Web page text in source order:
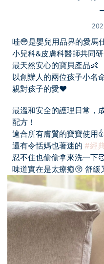
哇😳是嬰兒用品界的愛馬
小兒科&皮膚科醫師共同研
最天然安心的寶貝產品👶
以創辦人的兩位孩子小名
親對孩子的愛❤️
最溫和安全的護理日常，
配方！
適合所有膚質的寶寶使用
還有令恬媽也著迷的 #經
忍不住也偷偷拿來洗一下
味道實在是太療癒😚 舒